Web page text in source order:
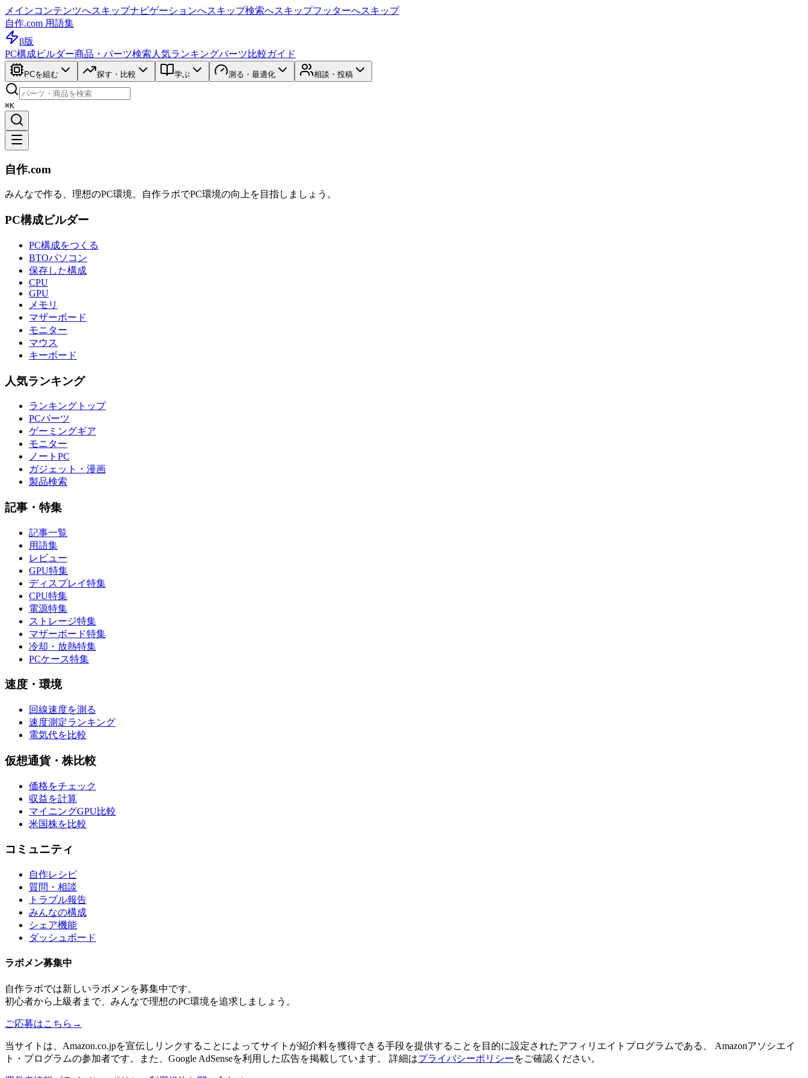
メインコンテンツへスキップナビゲーションへスキップ検索へスキップフッターへスキップ
自作.com 用語集
β版
PC構成ビルダー商品・パーツ検索 人気ランキングパーツ比較ガイド
PCを組む 探す・比較 学ぶ 測る・最適化 相談・投稿
⌘K
自作.com
みんなで作る、理想のPC環境。 自作ラボでPC環境の向上を目指しましょう。
PC構成ビルダー
PC構成をつくる
BTOパソコン
保存した構成
CPU
GPU
メモリ
マザーボード
モニター
マウス
キーボード
人気ランキング
ランキングトップ
PCパーツ
ゲーミングギア
モニター
ノートPC
ガジェット・漫画
製品検索
記事・特集
記事一覧
用語集
レビュー
GPU特集
ディスプレイ特集
CPU特集
電源特集
ストレージ特集
マザーボード特集
冷却・放熱特集
PCケース特集
速度・環境
回線速度を測る
速度測定ランキング
電気代を比較
仮想通貨・株比較
価格をチェック
収益を計算
マイニングGPU比較
米国株を比較
コミュニティ
自作レシピ
質問・相談
トラブル報告
みんなの構成
シェア機能
ダッシュボード
ラボメン募集中
自作ラボでは新しいラボメンを募集中です。
初心者から上級者まで、みんなで理想のPC環境を追求しましょう。
ご応募はこちら →
当サイトは、Amazon.co.jpを宣伝しリンクすることによってサイトが紹介料を獲得できる手段を提供することを目的に設定されたアフィリエイトプログラムである、 Amazonアソシエイ
ト・プログラムの参加者です。また、Google AdSenseを利用した広告を掲載しています。 詳細はプライバシーポリシーをご確認ください。